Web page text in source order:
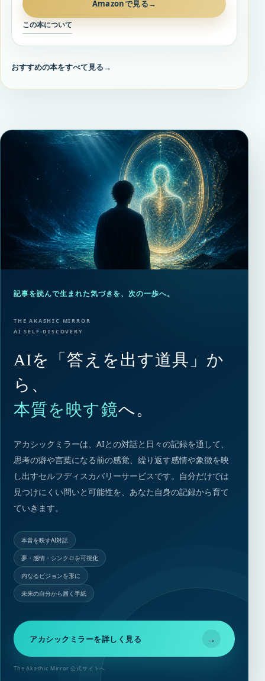
Amazonで見る→
この本について
おすすめの本をすべて見る→
記事を読んで生まれた気づきを、次の一歩へ。
THE AKASHIC MIRROR
AI SELF-DISCOVERY
AIを「答えを出す道具」か
ら、
本質を映す鏡へ。
アカシックミラーは、AIとの対話と日々の記録を通して、
思考の癖や言葉になる前の感覚、繰り返す感情や象徴を映
し出すセルフディスカバリーサービスです。自分だけでは
見つけにくい問いと可能性を、あなた自身の記録から育て
ていきます。
本音を映すAI対話
夢・感情・シンクロを可視化
内なるビジョンを形に
未来の自分から届く手紙
アカシックミラーを詳しく見る →
The Akashic Mirror 公式サイトへ